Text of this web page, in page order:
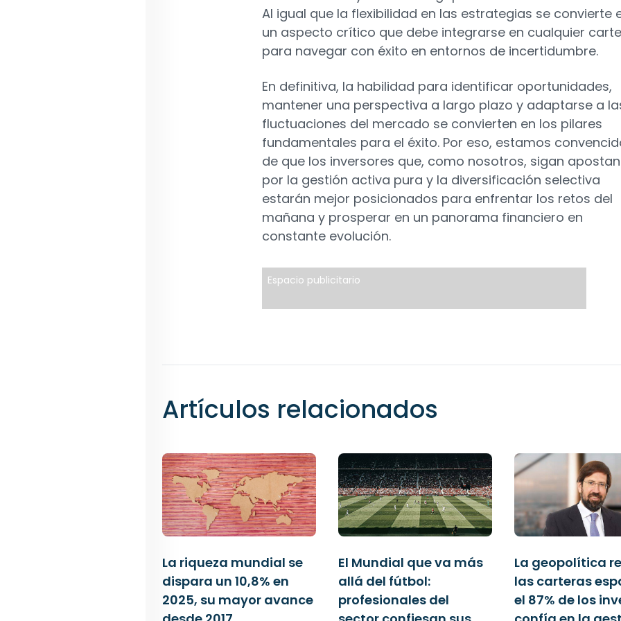
Al igual que la flexibilidad en las estrategias se convierte
un aspecto crítico que debe integrarse en cualquier
para navegar con éxito en entornos de incertidumbre.
En definitiva, la habilidad para identificar oportunidades,
mantener una perspectiva a largo plazo y adaptarse a
fluctuaciones del mercado se convierten en los pilares
fundamentales para el éxito. Por eso, estamos
de que los inversores que, como nosotros, sigan
por la gestión activa pura y la diversificación selectiva
estarán mejor posicionados para enfrentar los retos del
mañana y prosperar en un panorama financiero en
constante evolución.
Espacio publicitario
Artículos relacionados
La riqueza mundial se
dispara un 10,8% en
2025, su mayor avance
El Mundial que va más
allá del fútbol:
profesionales del
La geopolítica
las carteras
el 87% de los